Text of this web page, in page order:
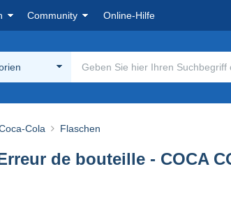
Community Online-Hilfe
Cola Flaschen
de bouteille - COCA